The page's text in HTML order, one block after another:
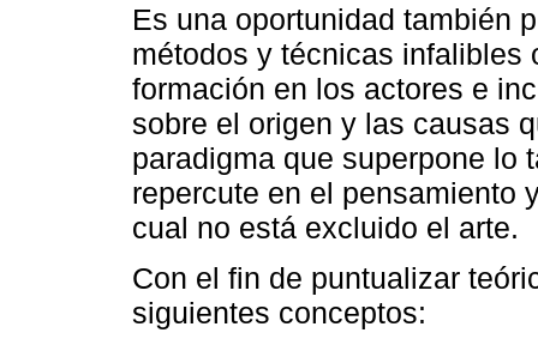
Es una oportunidad también
métodos y técnicas infalibles
formación en los actores e
sobre el origen y las causas
paradigma que superpone lo
repercute en el pensamiento
cual no está excluido el arte.
Con el fin de puntualizar
siguientes conceptos: